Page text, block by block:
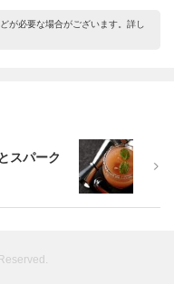
が必要な場合がございます。詳し
スパーク